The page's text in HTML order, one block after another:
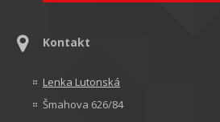
Kontakt
Lenka Lutonská
Šmahova 626/84